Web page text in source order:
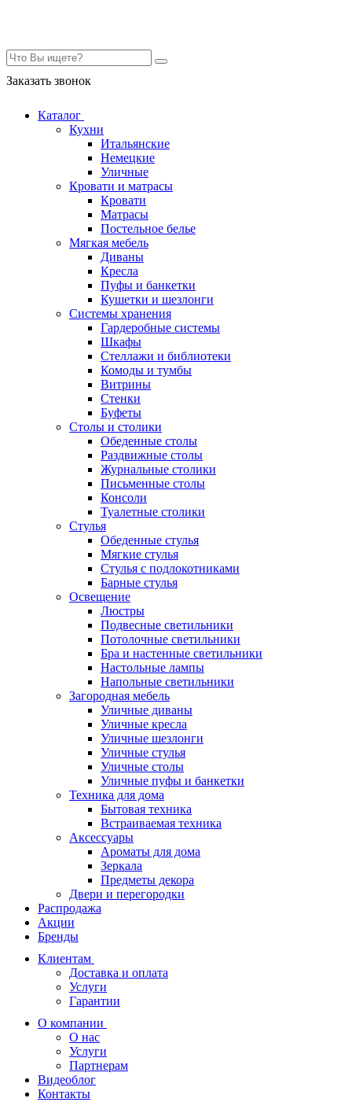
Заказать звонок
Каталог
Кухни
Итальянские
Немецкие
Уличные
Кровати и матрасы
Кровати
Матрасы
Постельное белье
Мягкая мебель
Диваны
Кресла
Пуфы и банкетки
Кушетки и шезлонги
Системы хранения
Гардеробные системы
Шкафы
Стеллажи и библиотеки
Комоды и тумбы
Витрины
Стенки
Буфеты
Столы и столики
Обеденные столы
Раздвижные столы
Журнальные столики
Письменные столы
Консоли
Туалетные столики
Стулья
Обеденные стулья
Мягкие стулья
Стулья с подлокотниками
Барные стулья
Освещение
Люстры
Подвесные светильники
Потолочные светильники
Бра и настенные светильники
Настольные лампы
Напольные светильники
Загородная мебель
Уличные диваны
Уличные кресла
Уличные шезлонги
Уличные стулья
Уличные столы
Уличные пуфы и банкетки
Техника для дома
Бытовая техника
Встраиваемая техника
Аксессуары
Ароматы для дома
Зеркала
Предметы декора
Двери и перегородки
Распродажа
Акции
Бренды
Клиентам
Доставка и оплата
Услуги
Гарантии
О компании
О нас
Услуги
Партнерам
Видеоблог
Контакты